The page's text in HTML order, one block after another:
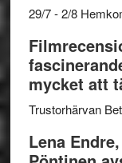
29/7 - 2/8
mycket att
Trustorhärvan
Lena